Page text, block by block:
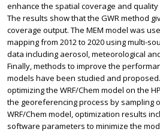
enhance the spatial coverage and
The results show that the GWR method
coverage output. The MEM model was
mapping from 2012 to 2020 using multi-
data including aerosol, meteorological
Finally, methods to improve the
models have been studied and
optimizing the WRF/Chem model on the
the georeferencing process by sampling
WRF/Chem model, optimization results
software parameters to minimize the